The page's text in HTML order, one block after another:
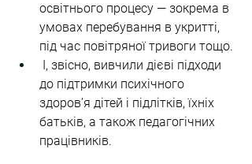
освітнього процесу — зокрема в
умовах перебування в укритті,
під час повітряної тривоги тощо.
І, звісно, вивчили дієві підходи
до підтримки психічного
здоров’я дітей і підлітків, їхніх
батьків, а також педагогічних
працівників.